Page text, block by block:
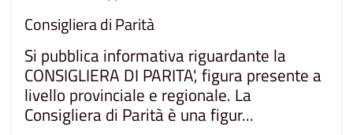
Consigliera di Parità
Si pubblica informativa riguardante la
CONSIGLIERA DI PARITA', figura presente a
livello provinciale e regionale. La
Consigliera di Parità è una figur...